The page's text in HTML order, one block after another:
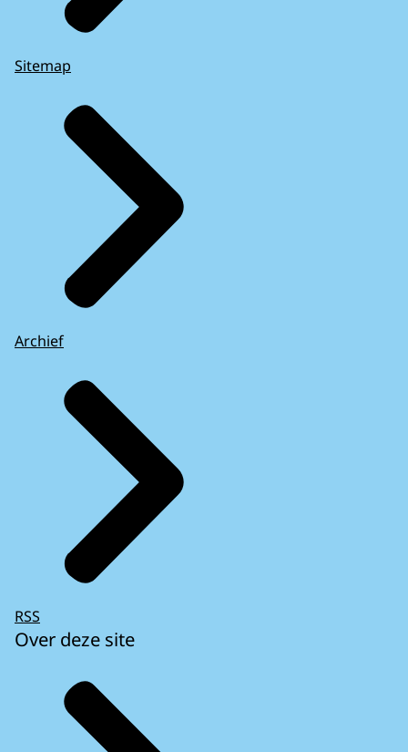
Sitemap
Archief
RSS
Over deze site